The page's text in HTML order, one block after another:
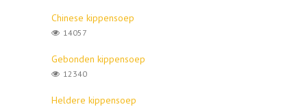
Chinese kippensoep
14057
Gebonden kippensoep
12340
Heldere kippensoep